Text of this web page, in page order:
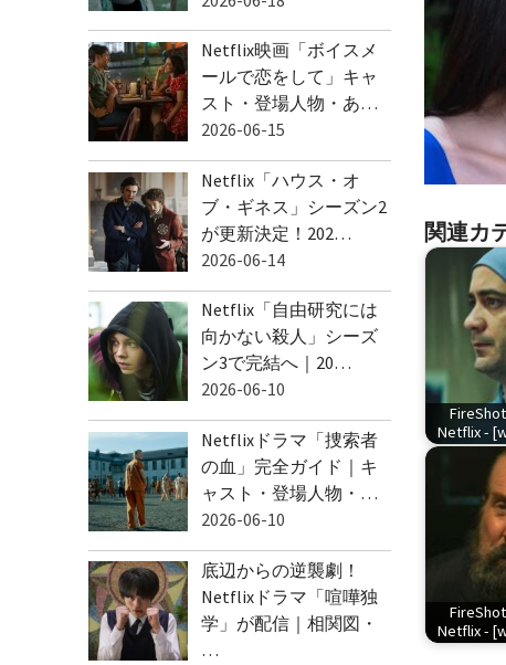
関連カ
Netflix -
Netflix -
Netflix映画「ボイスメ
ールで恋をして」キャ
スト・登場人物・あ…
2026-06-15
Netflix「ハウス・オ
ブ・ギネス」シーズン2
が更新決定！202…
2026-06-14
Netflix「自由研究には
向かない殺人」シーズ
ン3で完結へ｜20…
2026-06-10
Netflixドラマ「捜索者
の血」完全ガイド｜キ
ャスト・登場人物・…
2026-06-10
底辺からの逆襲劇！
Netflixドラマ「喧嘩独
学」が配信｜相関図・
…